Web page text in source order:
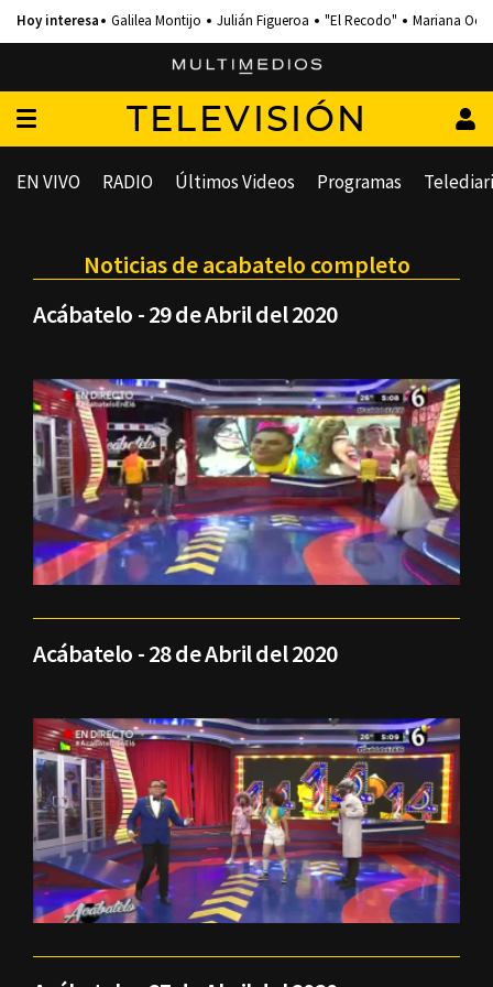
Galilea Montijo Julián Figueroa "El Recodo" Mariana
TELEVISIÓN
EN VIVO RADIO Últimos Videos Programas
Noticias de acabatelo completo
Acábatelo - 29 de Abril del 2020
Acábatelo - 28 de Abril del 2020